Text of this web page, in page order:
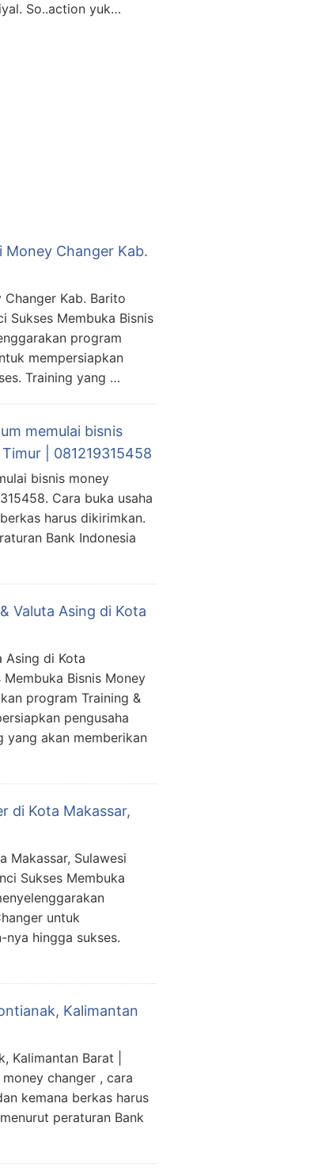
So..action yuk…
Money Changer Kab.
Kab. Barito
Sukses Membuka Bisnis
program
mempersiapkan
Training yang …
memulai bisnis
| 081219315458
bisnis money
Cara buka usaha
harus dikirimkan.
Bank Indonesia
Valuta Asing di Kota
Asing di Kota
Membuka Bisnis Money
program Training &
pengusaha
yang akan memberikan
di Kota Makassar,
Makassar, Sulawesi
Sukses Membuka
untuk
hingga sukses.
Kalimantan
Barat |
changer , cara
kemana berkas harus
peraturan Bank